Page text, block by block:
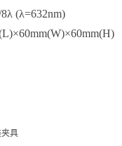
(λ=632nm)
夹具